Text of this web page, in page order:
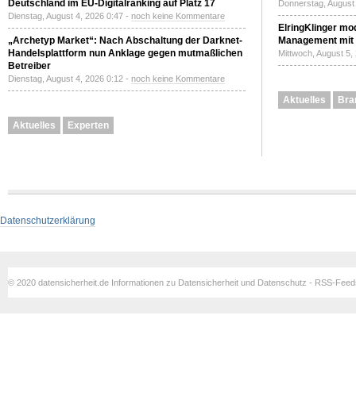
Deutschland im EU-Digitalranking auf Platz 17
Dienstag, August 4, 2026 0:47 - noch keine Kommentare
„Archetyp Market“: Nach Abschaltung der Darknet-
Handelsplattform nun Anklage gegen mutmaßlichen
Betreiber
Dienstag, August 4, 2026 0:12 - noch keine Kommentare
Aktuelles Experten
Donnerstag,
ElringKlinger
Management
Mittwoch, August
Aktuelles
Datenschutzerklärung
© 2020 datensicherheit.de Informationen zu Datensicherheit und Datenschutz - RSS-